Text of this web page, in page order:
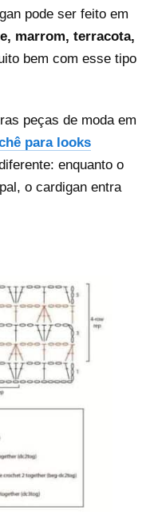
pode ser feito em
marrom, terracota,
bem com esse tipo
peças de moda em
para looks
enquanto o
o cardigan entra